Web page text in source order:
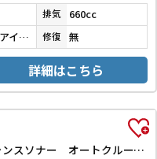
排気 660cc
シフォンアイボリーメタリック 修復 無
詳細はこちら
エアー EX バックカメラ クリアランスソナー オートクルーズコントロール レーンアシスト 衝突被害軽減システム 両側電動スライドドア オートライト LEDヘッドランプ スマートキー 電動格納ミラー シートヒーター